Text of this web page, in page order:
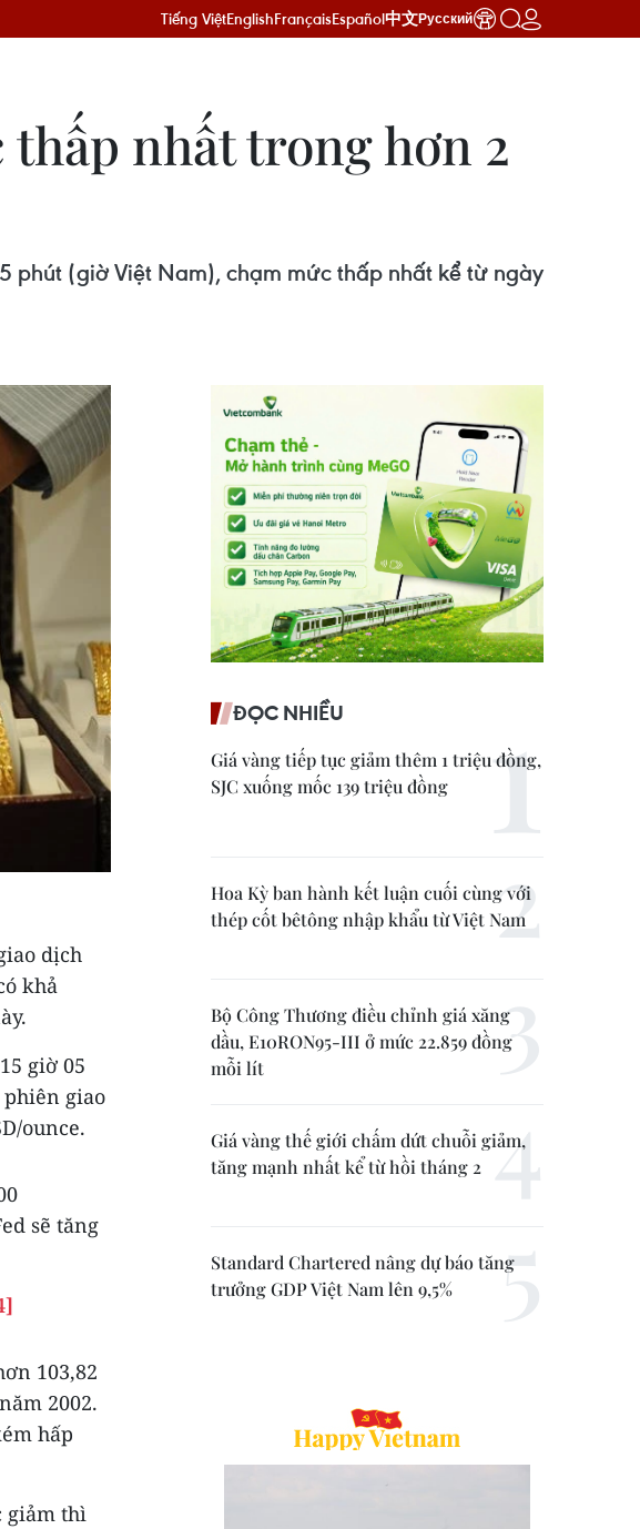
Tiếng ViệtEnglishFrançaisEspañol中文Русский
thấp nhất trong hơn 2
phút (giờ Việt Nam), chạm mức thấp nhất kể từ ngày
dịch
khả
giờ 05
giao
ounce.
sẽ tăng
103,82
2002.
hấp
giảm thì
ĐỌC NHIỀU
Giá vàng tiếp tục giảm thêm 1 triệu đồng,
SJC xuống mốc 139 triệu đồng
Hoa Kỳ ban hành kết luận cuối cùng với
thép cốt bêtông nhập khẩu từ Việt Nam
Bộ Công Thương điều chỉnh giá xăng
dầu, E10RON95-III ở mức 22.859 đồng
mỗi lít
Giá vàng thế giới chấm dứt chuỗi giảm,
tăng mạnh nhất kể từ hồi tháng 2
Standard Chartered nâng dự báo tăng
trưởng GDP Việt Nam lên 9,5%